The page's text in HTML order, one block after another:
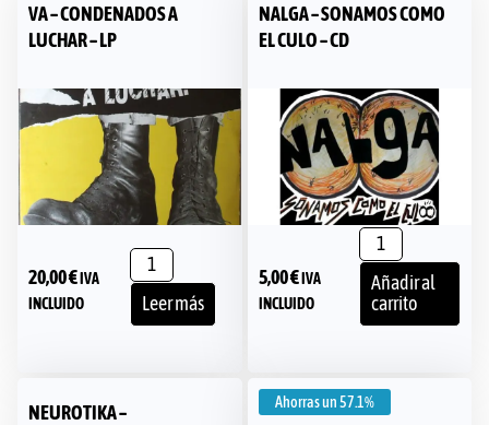
VA – CONDENADOS A
LUCHAR – LP
20,00€ IVA
INCLUIDO
Leer más
NALGA – SONAMOS COMO
EL CULO – CD
5,00€ IVA
INCLUIDO
Añadir al
carrito
NEUROTIKA –
Ahorras un57.1%